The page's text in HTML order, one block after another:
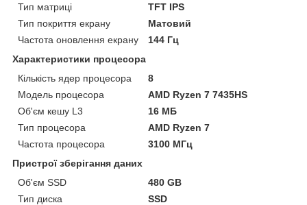
Тип матриці
TFT IPS
Тип покриття екрану
Матовий
Частота оновлення екрану
144 Гц
Характеристики процесора
Кількість ядер процесора
8
Модель процесора
AMD Ryzen 7 7435HS
Об'єм кешу L3
16 МБ
Тип процесора
AMD Ryzen 7
Частота процесора
3100 МГц
Пристрої зберігання даних
Об'єм SSD
480 GB
Тип диска
SSD